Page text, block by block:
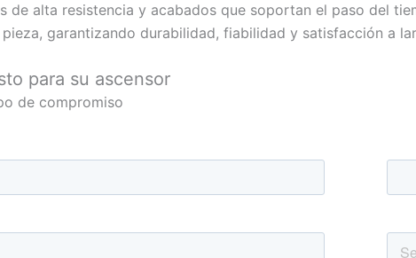
de alta resistencia y acabados que soportan el paso del
garantizando durabilidad, fiabilidad y satisfacción a
para su ascensor
de compromiso